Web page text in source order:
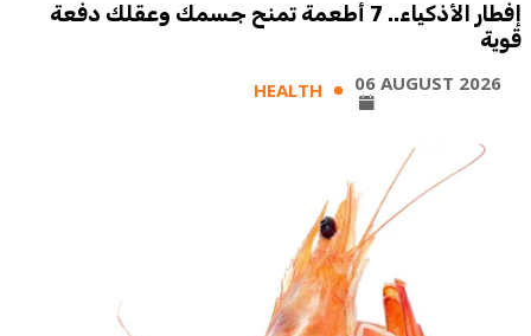
إفطار الأذكياء.. 7 أطعمة تمنح جسمك وعقلك دفعة
قوية
HEALTH 06 AUGUST 2026